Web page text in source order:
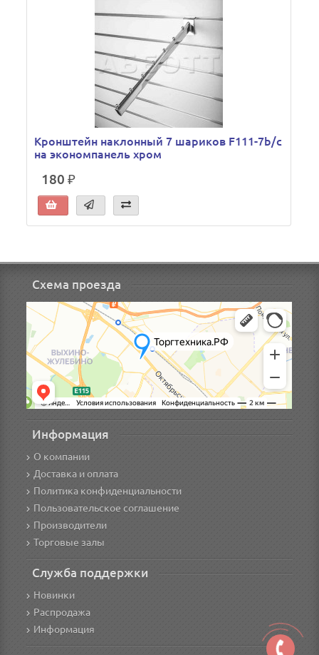
Кронштейн наклонный 7 шариков F111-7b/c
на экономпанель хром
180 ₽
Схема проезда
Информация
О компании
Доставка и оплата
Политика конфиденциальности
Пользовательское соглашение
Производители
Торговые залы
Служба поддержки
Новинки
Распродажа
Информация